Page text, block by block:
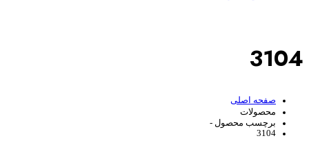
3104
صفحه اصلی
محصولات
برچسب محصول -
3104